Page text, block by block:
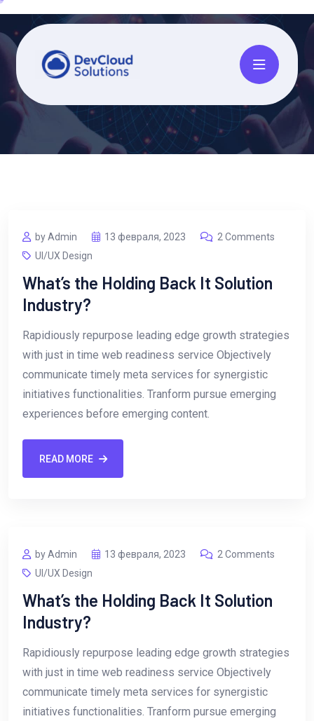
by Admin 13 февраля, 2023
2 Comments
UI/UX Design
What’s the Holding Back It Solution
Industry?
Rapidiously repurpose leading edge growth strategies
with just in time web readiness service Objectively
communicate timely meta services for synergistic
initiatives functionalities. Tranform pursue emerging
experiences before emerging content.
READ MORE
by Admin 13 февраля, 2023
2 Comments
UI/UX Design
What’s the Holding Back It Solution
Industry?
Rapidiously repurpose leading edge growth strategies
with just in time web readiness service Objectively
communicate timely meta services for synergistic
initiatives functionalities. Tranform pursue emerging